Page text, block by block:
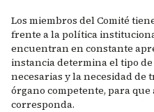
Los miembros del Comité
frente a la política
encuentran en constante
instancia determina el tipo
necesarias y la necesidad
órgano competente, para
corresponda.